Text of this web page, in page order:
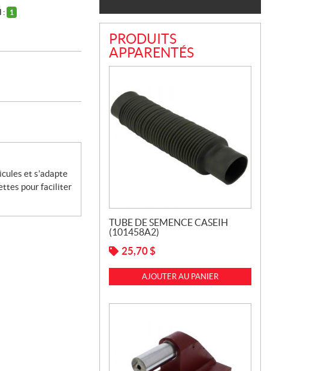
: 1
et s’adapte
pour faciliter
PRODUITS
APPARENTÉS
TUBE DE SEMENCE CASEIH
(101458A2)
25,70$
AJOUTER AU PANIER